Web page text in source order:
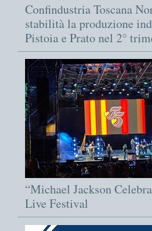
Confindustria Toscana
stabilità la produzione
Pistoia e Prato nel 2°
“Michael Jackson
Live Festival